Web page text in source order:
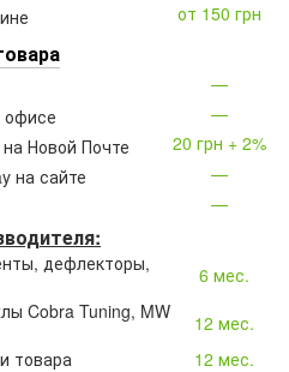
от 150 грн
—
офисе
—
Новой Почте
20 грн + 2%
на сайте
—
—
дефлекторы,
6 мес.
Cobra Tuning, MW
12 мес.
товара
12 мес.